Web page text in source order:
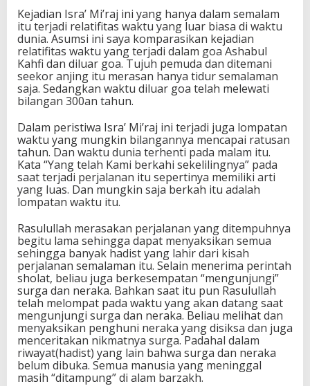
Kejadian Isra’ Mi’raj ini yang hanya dalam semalam
itu terjadi relatifitas waktu yang luar biasa di waktu
dunia. Asumsi ini saya komparasikan kejadian
relatifitas waktu yang terjadi dalam goa Ashabul
Kahfi dan diluar goa. Tujuh pemuda dan ditemani
seekor anjing itu merasan hanya tidur semalaman
saja. Sedangkan waktu diluar goa telah melewati
bilangan 300an tahun.
Dalam peristiwa Isra’ Mi’raj ini terjadi juga lompatan
waktu yang mungkin bilangannya mencapai ratusan
tahun. Dan waktu dunia terhenti pada malam itu.
Kata “Yang telah Kami berkahi sekelilingnya” pada
saat terjadi perjalanan itu sepertinya memiliki arti
yang luas. Dan mungkin saja berkah itu adalah
lompatan waktu itu.
Rasulullah merasakan perjalanan yang ditempuhnya
begitu lama sehingga dapat menyaksikan semua
sehingga banyak hadist yang lahir dari kisah
perjalanan semalaman itu. Selain menerima perintah
sholat, beliau juga berkesempatan “mengunjungi”
surga dan neraka. Bahkan saat itu pun Rasulullah
telah melompat pada waktu yang akan datang saat
mengunjungi surga dan neraka. Beliau melihat dan
menyaksikan penghuni neraka yang disiksa dan juga
menceritakan nikmatnya surga. Padahal dalam
riwayat(hadist) yang lain bahwa surga dan neraka
belum dibuka. Semua manusia yang meninggal
masih “ditampung” di alam barzakh.